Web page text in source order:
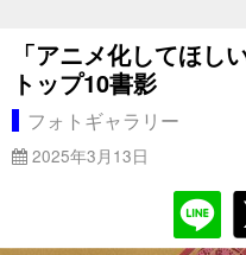
「アニメ化してほし
トップ10書影
フォトギャラリー
2025年3月13日